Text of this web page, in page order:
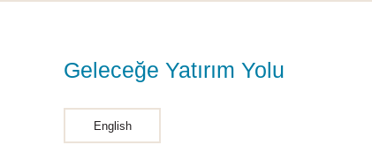
Geleceğe Yatırım Yolu
English